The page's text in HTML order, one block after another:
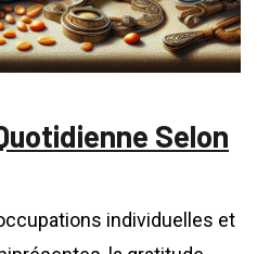
Selon
individuelles et